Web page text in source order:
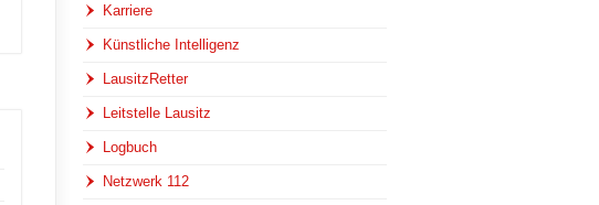
Karriere
Künstliche Intelligenz
LausitzRetter
Leitstelle Lausitz
Logbuch
Netzwerk 112